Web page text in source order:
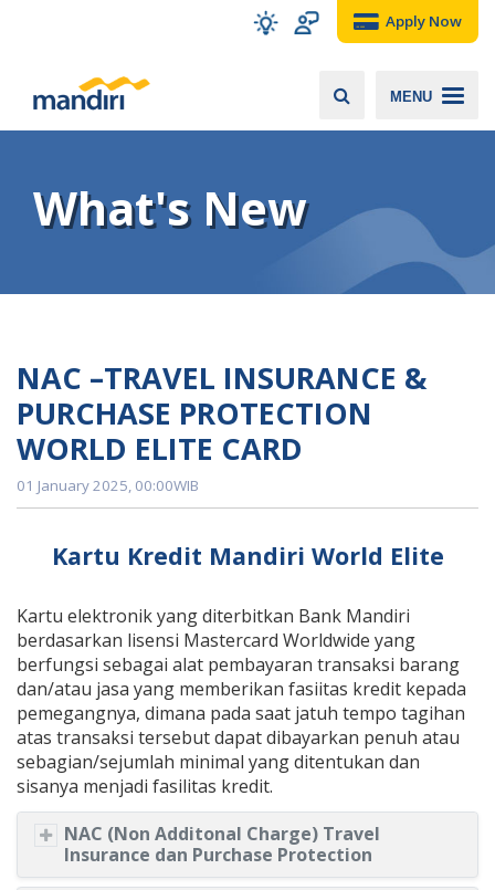
Apply Now
MENU
What's New
NAC –TRAVEL INSURANCE &
PURCHASE PROTECTION
WORLD ELITE CARD
01 January 2025, 00:00WIB
Kartu Kredit Mandiri World Elite
Kartu elektronik yang diterbitkan Bank Mandiri
berdasarkan lisensi Mastercard Worldwide yang
berfungsi sebagai alat pembayaran transaksi barang
dan/atau jasa yang memberikan fasiitas kredit kepada
pemegangnya, dimana pada saat jatuh tempo tagihan
atas transaksi tersebut dapat dibayarkan penuh atau
sebagian/sejumlah minimal yang ditentukan dan
sisanya menjadi fasilitas kredit.
NAC (Non Additonal Charge) Travel
Insurance dan Purchase Protection